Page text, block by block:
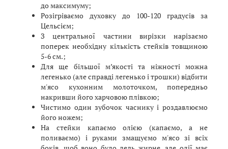
до максимуму;
Розігріваємо духовку до 100-120 градусів за
Цельсієм;
З центральної частини вирізки нарізаємо
поперек необхідну кількість стейків товщиною
5-6 см.;
Для ще більшої м’якості та ніжності можна
легенько (але справді легенько і трошки) відбити
м'ясо кухонним молоточком, попередньо
накривши його харчовою плівкою;
Чистимо один зубочок часнику і роздавлюємо
його ножем;
На стейки капаємо олією (капаємо, а не
поливаємо) і руками змащуємо м'ясо зі всіх